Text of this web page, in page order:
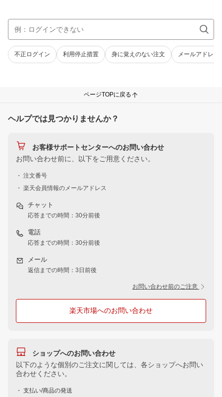
不正ログイン 利用停止措置 身に覚えのない注文 メールアドレス
ページTOPに戻る
ヘルプでは見つかりませんか？
お客様サポートセンターへのお問い合わせ
お問い合わせ前に、以下をご用意ください。
・ 注文番号
・ 楽天会員情報のメールアドレス
チャット
応答までの時間：30分前後
電話
応答までの時間：30分前後
メール
返信までの時間：3日前後
お問い合わせ前のご注意
楽天市場へのお問い合わせ
ショップへのお問い合わせ
以下のような個別のご注文に関しては、各ショップへお問い
合わせください。
・ 支払い/商品の発送